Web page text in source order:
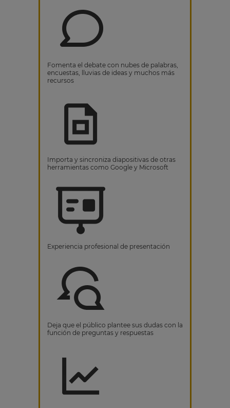
Fomenta el debate con nubes de palabras,
encuestas, lluvias de ideas y muchos más
recursos
Importa y sincroniza diapositivas de otras
herramientas como Google y Microsoft
Experiencia profesional de presentación
Deja que el público plantee sus dudas con la
función de preguntas y respuestas